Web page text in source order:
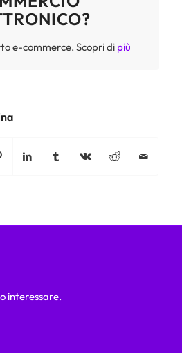
e-commerce. Scopri di più
interessare.